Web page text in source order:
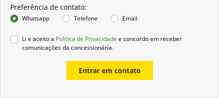
Preferência de contato:
Whatsapp Telefone Email
Li e aceito a Política de Privacidade e concordo em receber
comunicações da concessionária.
Entrar em contato